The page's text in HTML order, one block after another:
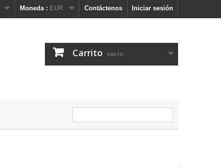
Iniciar sesión
Contáctenos
Moneda : EUR
Carrito vacío